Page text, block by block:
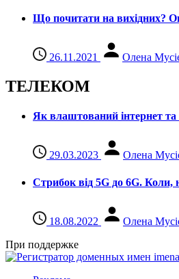
Що почитати на вихідних?
26.11.2021 Олена
ТЕЛЕКОМ
Як влаштований інтернет
29.03.2023 Олена
Стрибок від 5G до 6G. Коли,
18.08.2022
Олена
При поддержке